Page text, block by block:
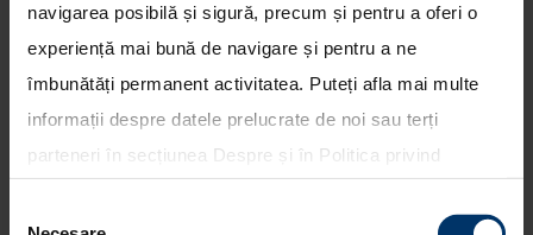
navigarea posibilă și sigură, precum și pentru a oferi o
experiență mai bună de navigare și pentru a ne
îmbunătăți permanent activitatea. Puteți afla mai multe
informații despre datele prelucrate de noi sau terți
parteneri în secțiunea Despre și în Politica privind
toate cookie-urile, una sau mai multe categorii sau să